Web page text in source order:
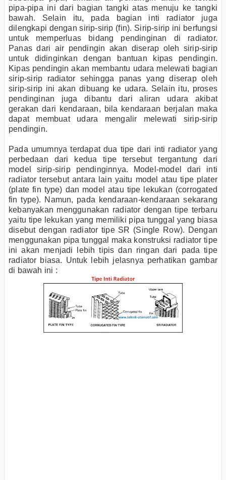
pipa-pipa ini dari bagian tangki atas menuju ke tangki
bawah. Selain itu, pada bagian inti radiator juga
dilengkapi dengan sirip-sirip (fin). Sirip-sirip ini berfungsi
untuk memperluas bidang pendinginan di radiator.
Panas dari air pendingin akan diserap oleh sirip-sirip
untuk didinginkan dengan bantuan kipas pendingin.
Kipas pendingin akan membantu udara melewati bagian
sirip-sirip radiator sehingga panas yang diserap oleh
sirip-sirip ini akan dibuang ke udara. Selain itu, proses
pendinginan juga dibantu dari aliran udara akibat
gerakan dari kendaraan, bila kendaraan berjalan maka
dapat membuat udara mengalir melewati sirip-sirip
pendingin.
Pada umumnya terdapat dua tipe dari inti radiator yang
perbedaan dari kedua tipe tersebut tergantung dari
model sirip-sirip pendinginnya. Model-model dari inti
radiator tersebut antara lain yaitu model atau tipe plater
(plate fin type) dan model atau tipe lekukan (corrogated
fin type). Namun, pada kendaraan-kendaraan sekarang
kebanyakan menggunakan radiator dengan tipe terbaru
yaitu tipe lekukan yang memiliki pipa tunggal yang biasa
disebut dengan radiator tipe SR (Single Row). Dengan
menggunakan pipa tunggal maka konstruksi radiator tipe
ini akan menjadi lebih tipis dan ringan dari pada tipe
radiator biasa. Untuk lebih jelasnya perhatikan gambar
di bawah ini :